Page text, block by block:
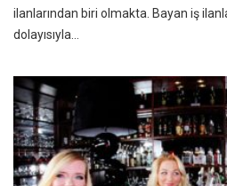
ilanlarından biri olmakta. Bayan iş
dolayısıyla…